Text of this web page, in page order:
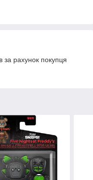
за рахунок покупця